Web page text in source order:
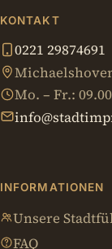
KONTAKT
0221 29874691
Mo. – Fr.:
INFORMATIONEN
Unsere
FAQ